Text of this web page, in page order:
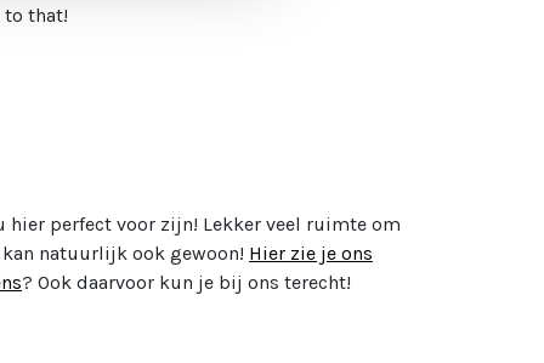
to that!
hier perfect voor zijn! Lekker veel ruimte om
natuurlijk ook gewoon! Hier zie je ons
? Ook daarvoor kun je bij ons terecht!